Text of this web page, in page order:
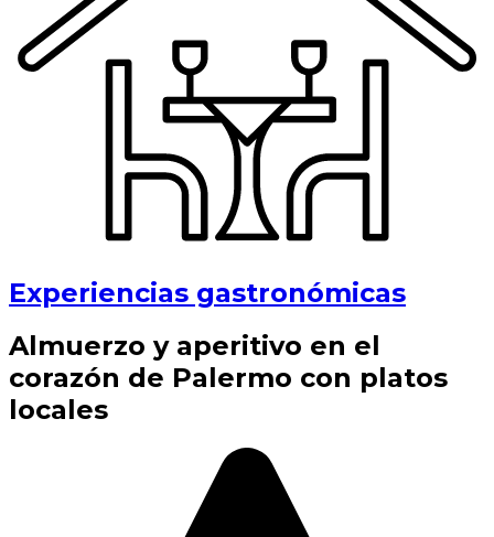
Experiencias gastronómicas
Almuerzo y aperitivo en el
corazón de Palermo con platos
locales